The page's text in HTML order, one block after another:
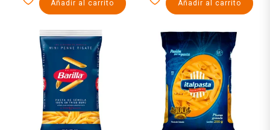
Añadir al carrito Añadir al carrito